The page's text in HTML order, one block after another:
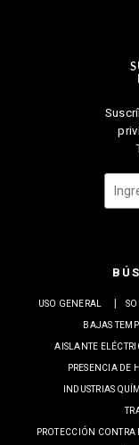
USO GENERAL
BAJAS
AISLANTE
PRESENCIA DE
INDUSTRIAS
PROTECCIÓN CONTRA